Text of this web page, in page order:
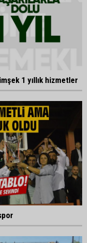
1 yıllık hizmetler